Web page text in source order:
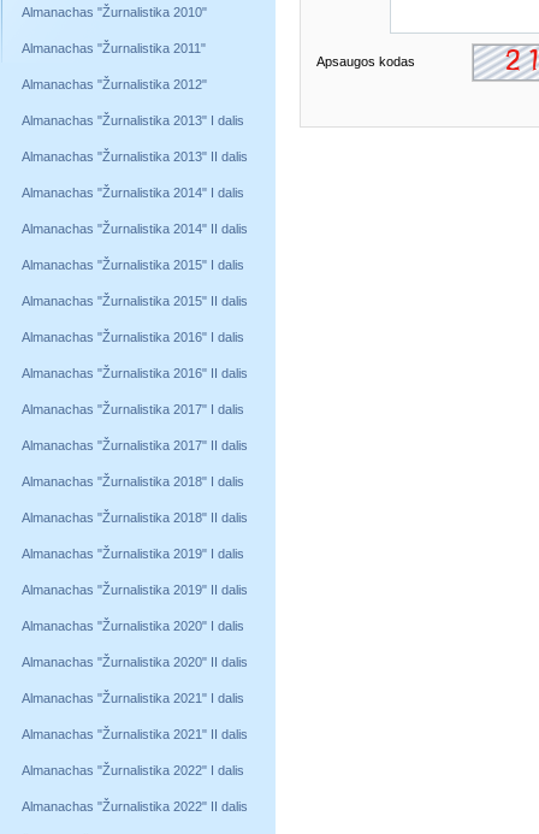
Almanachas "Žurnalistika 2010"
Almanachas "Žurnalistika 2011"
Almanachas "Žurnalistika 2012"
Almanachas "Žurnalistika 2013" I dalis
Almanachas "Žurnalistika 2013" II dalis
Almanachas "Žurnalistika 2014" I dalis
Almanachas "Žurnalistika 2014" II dalis
Almanachas "Žurnalistika 2015" I dalis
Almanachas "Žurnalistika 2015" II dalis
Almanachas "Žurnalistika 2016" I dalis
Almanachas "Žurnalistika 2016" II dalis
Almanachas "Žurnalistika 2017" I dalis
Almanachas "Žurnalistika 2017" II dalis
Almanachas "Žurnalistika 2018" I dalis
Almanachas "Žurnalistika 2018" II dalis
Almanachas "Žurnalistika 2019" I dalis
Almanachas "Žurnalistika 2019" II dalis
Almanachas "Žurnalistika 2020" I dalis
Almanachas "Žurnalistika 2020" II dalis
Almanachas "Žurnalistika 2021" I dalis
Almanachas "Žurnalistika 2021" II dalis
Almanachas "Žurnalistika 2022" I dalis
Almanachas "Žurnalistika 2022" II dalis
Apsaugos kodas